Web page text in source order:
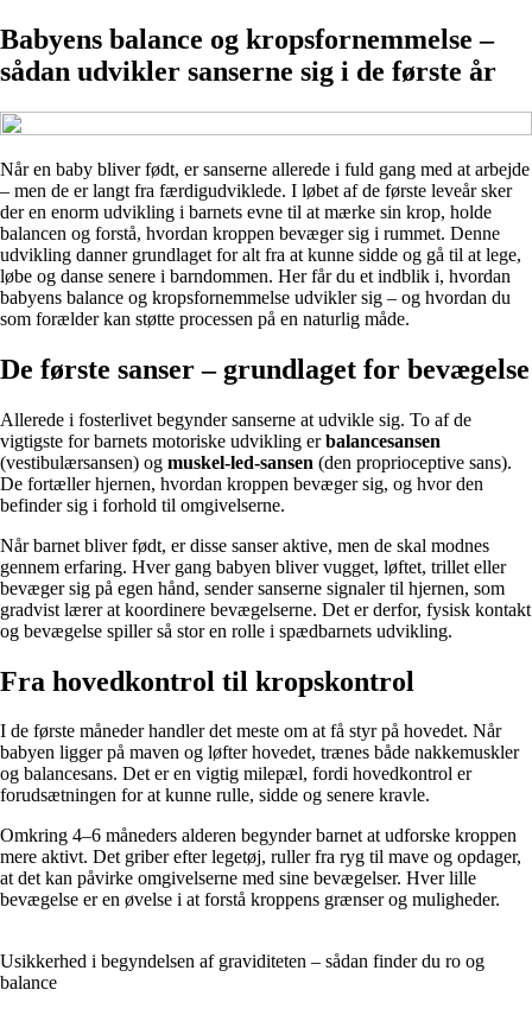
Babyens balance og kropsfornemmelse –
sådan udvikler sanserne sig i de første år
Når en baby bliver født, er sanserne allerede i fuld gang med at arbejde
– men de er langt fra færdigudviklede. I løbet af de første leveår sker
der en enorm udvikling i barnets evne til at mærke sin krop, holde
balancen og forstå, hvordan kroppen bevæger sig i rummet. Denne
udvikling danner grundlaget for alt fra at kunne sidde og gå til at lege,
løbe og danse senere i barndommen. Her får du et indblik i, hvordan
babyens balance og kropsfornemmelse udvikler sig – og hvordan du
som forælder kan støtte processen på en naturlig måde.
De første sanser – grundlaget for bevægelse
Allerede i fosterlivet begynder sanserne at udvikle sig. To af de
vigtigste for barnets motoriske udvikling erbalancesansen
(vestibulærsansen) og muskel-led-sansen (den proprioceptive sans).
De fortæller hjernen, hvordan kroppen bevæger sig, og hvor den
befinder sig i forhold til omgivelserne.
Når barnet bliver født, er disse sanser aktive, men de skal modnes
gennem erfaring. Hver gang babyen bliver vugget, løftet, trillet eller
bevæger sig på egen hånd, sender sanserne signaler til hjernen, som
gradvist lærer at koordinere bevægelserne. Det er derfor, fysisk kontakt
og bevægelse spiller så stor en rolle i spædbarnets udvikling.
Fra hovedkontrol til kropskontrol
I de første måneder handler det meste om at få styr på hovedet. Når
babyen ligger på maven og løfter hovedet, trænes både nakkemuskler
og balancesans. Det er en vigtig milepæl, fordi hovedkontrol er
forudsætningen for at kunne rulle, sidde og senere kravle.
Omkring 4–6 måneders alderen begynder barnet at udforske kroppen
mere aktivt. Det griber efter legetøj, ruller fra ryg til mave og opdager,
at det kan påvirke omgivelserne med sine bevægelser. Hver lille
bevægelse er en øvelse i at forstå kroppens grænser og muligheder.
Usikkerhed i begyndelsen af graviditeten – sådan finder du ro og
balance